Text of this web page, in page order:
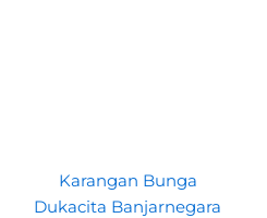
Karangan Bunga
Dukacita Banjarnegara